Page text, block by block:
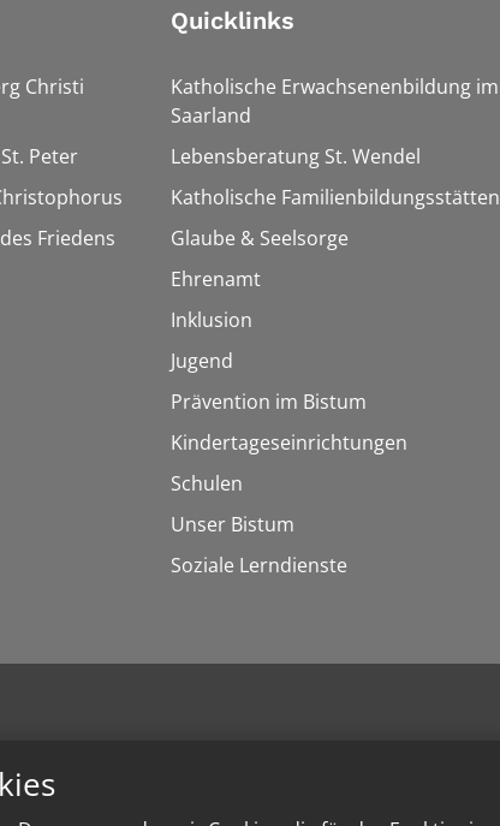
Christi
Peter
Friedens
Quicklinks
Katholische Erwachsenenbildung im
Saarland
Lebensberatung St. Wendel
Katholische Familienbildungsstätten
Glaube & Seelsorge
Ehrenamt
Inklusion
Jugend
Prävention im Bistum
Kindertageseinrichtungen
Schulen
Unser Bistum
Soziale Lerndienste